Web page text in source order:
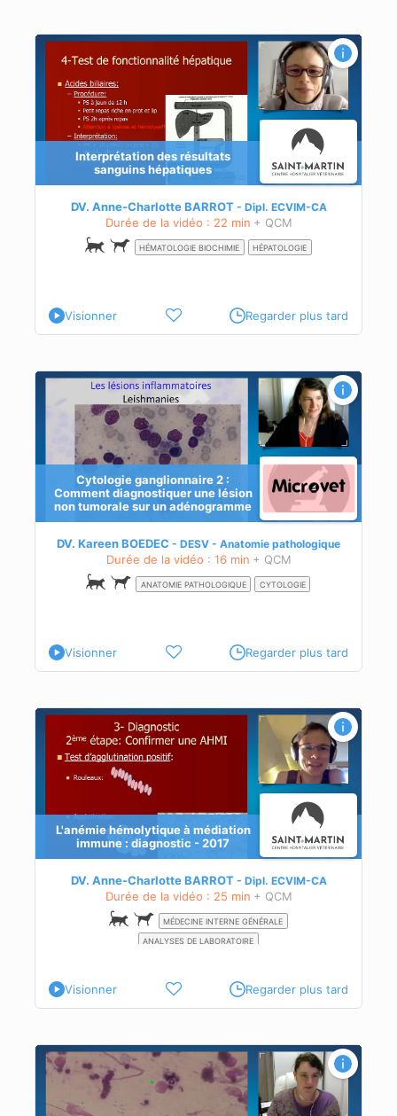
Interprétation des résultats
sanguins hépatiques
DV. Anne-Charlotte BARROT Dipl. ECVIM-CA
Durée de la vidéo : 22 min + QCM
HÉMATOLOGIE BIOCHIMIE HÉPATOLOGIE
Visionner Regarder plus tard
Cytologie ganglionnaire 2 :
Comment diagnostiquer une lésion
non tumorale sur un adénogramme
DV. Kareen BOEDEC DESV - Anatomie pathologique
Durée de la vidéo : 16 min + QCM
ANATOMIE PATHOLOGIQUE CYTOLOGIE
Visionner Regarder plus tard
L'anémie hémolytique à médiation
immune : diagnostic - 2017
DV. Anne-Charlotte BARROT Dipl. ECVIM-CA
Durée de la vidéo : 25 min + QCM
MÉDECINE INTERNE GÉNÉRALE
ANALYSES DE LABORATOIRE
Visionner Regarder plus tard